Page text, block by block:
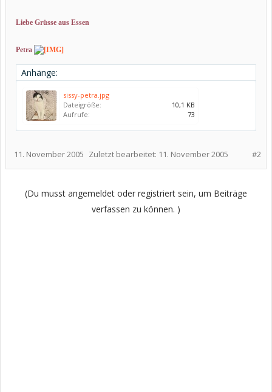
Liebe Grüsse aus Essen
Petra
Anhänge:
sissy-petra.jpg
Dateigröße:
10,1 KB
Aufrufe:
73
#2
11. November 2005 Zuletzt bearbeitet: 11. November 2005
(Du musst angemeldet oder registriert sein, um Beiträge
verfassen zu können. )